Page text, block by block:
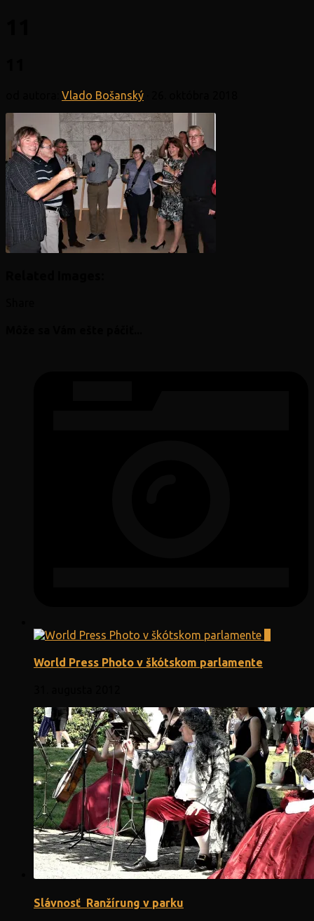
Vlado Bošanský
World Press Photo v škótskom parlamente
Slávnosť Ranžírung v parku